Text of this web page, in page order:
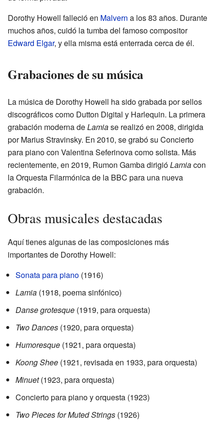
Dorothy Howell falleció en Malvern a los 83 años. Durante
muchos años, cuidó la tumba del famoso compositor
Edward Elgar, y ella misma está enterrada cerca de él.
Grabaciones de su música
La música de Dorothy Howell ha sido grabada por sellos
discográficos como Dutton Digital y Harlequin. La primera
grabación moderna deLamiase realizó en 2008, dirigida
por Marius Stravinsky. En 2010, se grabó su Concierto
para piano con Valentina Seferinova como solista. Más
recientemente, en 2019, Rumon Gamba dirigióLamiacon
la Orquesta Filarmónica de la BBC para una nueva
grabación.
Obras musicales destacadas
Aquí tienes algunas de las composiciones más
importantes de Dorothy Howell:
Sonata para piano (1916)
Lamia (1918, poema sinfónico)
Danse grotesque (1919, para orquesta)
Two Dances (1920, para orquesta)
Humoresque (1921, para orquesta)
Koong Shee (1921, revisada en 1933, para orquesta)
Minuet(1923, para orquesta)
Concierto para piano y orquesta (1923)
Two Pieces for Muted Strings (1926)